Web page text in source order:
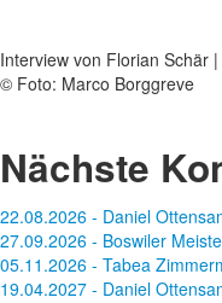
Interview von Florian Schär
© Foto: Marco Borggreve
Nächste
22.08.2026 - Daniel
27.09.2026 - Boswiler
05.11.2026 - Tabea
19.04.2027 - Daniel